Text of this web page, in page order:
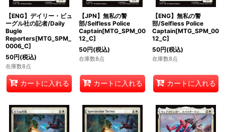
【ENG】デイリー・ビュ
ーグル社の記者/Daily
Bugle
Reporters[MTG_SPM_
0006_C]
50円(税込)
在庫数8点
カートに入れる
【JPN】無私の警
部/Selfless Police
Captain[MTG_SPM_00
12_C]
50円(税込)
在庫数8点
カートに入れる
【ENG】無私の警
部/Selfless Police
Captain[MTG_SPM_00
12_C]
50円(税込)
在庫数8点
カートに入れる